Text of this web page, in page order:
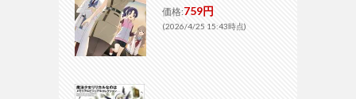
価格:759円
(2026/4/25 15:43時点)